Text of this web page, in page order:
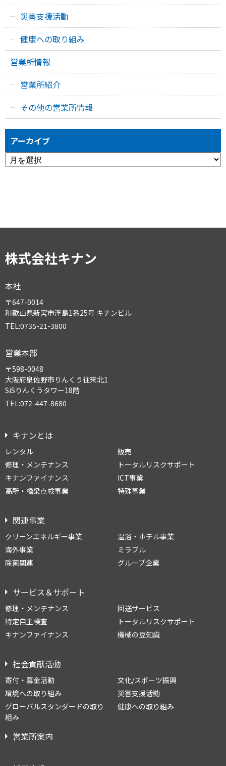
災害支援活動
健康への取り組み
営業所情報
営業所紹介
その他の営業所情報
アーカイブ
ア
ー
株式会社キナン
本社
〒647-0014
和歌山県新宮市浮島1番25号 キナンビル
TEL:0735-21-3800
営業本部
〒598-0048
大阪府泉佐野市りんくう往来北1
SiSりんくうタワー18階
TEL:072-447-8680
キナンとは
レンタル
販売
修理・メンテナンス
トータルリスクサポート
キナンファイナンス
ICT事業
高所・橋梁点検事業
特殊事業
関連事業
クリーンエネルギー事業
温浴・ホテル事業
海外事業
ミラブル
除菌関連
グループ企業
サービス＆サポート
修理・メンテナンス
回送サービス
特定自主検査
トータルリスクサポート
キナンファイナンス
機械の豆知識
社会貢献活動
寄付・募金活動
文化/スポーツ振興
環境への取り組み
災害支援活動
グローバルスタンダードの取り
組み
健康への取り組み
営業所案内